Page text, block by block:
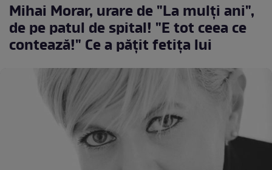
Mihai Morar, urare de "La mulți ani",
de pe patul de spital! "E tot ceea ce
contează!" Ce a pățit fetița lui